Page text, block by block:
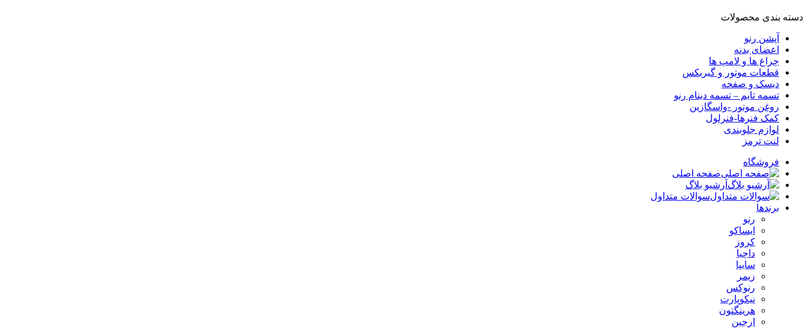
دسته‌ بندی محصولات
آپشن رنو
اعضای بدنه
چراغ ها و لامپ ها
قطعات موتور و گیربکس
دیسک و صفحه
تسمه تایم – تسمه دینام رنو
روغن موتور -واسگازین
کمک فنرها-فنرلول
لوازم جلوبندی
لنت ترمز
فروشگاه
صفحه اصلی
آرشیو بلاگ
سوالات متداول
برندها
رنو
ایساکو
کروز
داچیا
سایپا
زیمر
رنوکس
نیکوپارت
هرینگتون
ارجین